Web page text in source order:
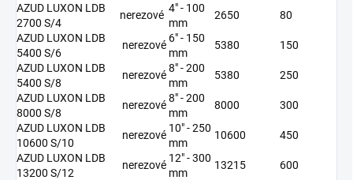
AZUD LUXON LDB
2700 S/4
nerezové
4" - 100
mm
2650
80
AZUD LUXON LDB
5400 S/6
nerezové
6" - 150
mm
5380
150
AZUD LUXON LDB
5400 S/8
nerezové
8" - 200
mm
5380
250
AZUD LUXON LDB
8000 S/8
nerezové
8" - 200
mm
8000
300
AZUD LUXON LDB
10600 S/10
nerezové
10" - 250
mm
10600
450
AZUD LUXON LDB
13200 S/12
nerezové
12" - 300
mm
13215
600